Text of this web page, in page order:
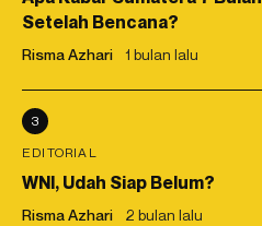
Setelah Bencana?
Risma Azhari 1 bulan lalu
3
EDITORIAL
WNI, Udah Siap Belum?
Risma Azhari 2 bulan lalu